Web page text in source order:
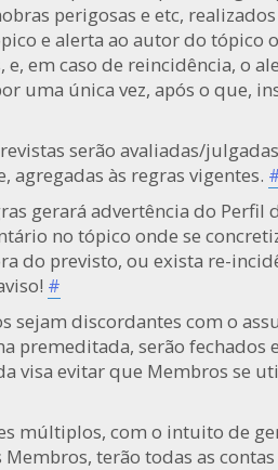
perigosas e etc,
e alerta ao autor do tópico
em caso de reincidência, o
uma única vez, após o que,
serão avaliadas/
agregadas às regras vigentes.
gerará advertência do
no tópico onde se
do previsto, ou exista re-
#
sejam discordantes com o
premeditada, serão fechados
visa evitar que Membros se
múltiplos, com o intuito de
terão todas as